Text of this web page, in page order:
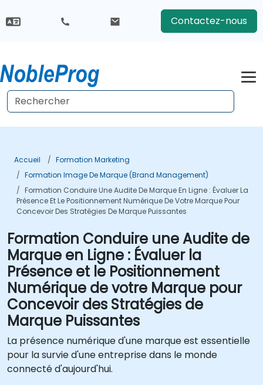
Contactez-nous
Accueil
Formation Marketing
Formation Image De Marque (Brand Management)
Formation Conduire Une Audite De Marque En Ligne : Évaluer La
Présence Et Le Positionnement Numérique De Votre Marque Pour
Concevoir Des Stratégies De Marque Puissantes
Formation Conduire une Audite de
Marque en Ligne : Évaluer la
Présence et le Positionnement
Numérique de votre Marque pour
Concevoir des Stratégies de
Marque Puissantes
La présence numérique d'une marque est essentielle
pour la survie d'une entreprise dans le monde
connecté d'aujourd'hui.